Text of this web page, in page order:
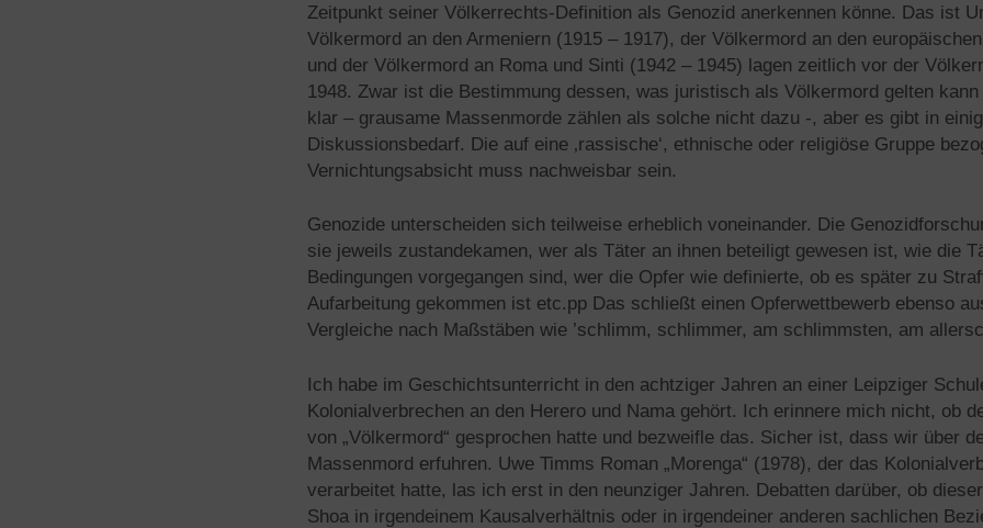
Zeitpunkt seiner Völkerrechts-Definition als Genozid anerkennen könne. Das ist
Völkermord an den Armeniern (1915 – 1917), der Völkermord an den
und der Völkermord an Roma und Sinti (1942 – 1945) lagen zeitlich vor der
1948. Zwar ist die Bestimmung dessen, was juristisch als Völkermord gelten
klar – grausame Massenmorde zählen als solche nicht dazu -, aber es gibt in
Diskussionsbedarf. Die auf eine ‚rassische‘, ethnische oder religiöse Gruppe
Vernichtungsabsicht muss nachweisbar sein.
Genozide unterscheiden sich teilweise erheblich voneinander. Die
sie jeweils zustandekamen, wer als Täter an ihnen beteiligt gewesen ist, wie die
Bedingungen vorgegangen sind, wer die Opfer wie definierte, ob es später zu
Aufarbeitung gekommen ist etc.pp Das schließt einen Opferwettbewerb ebenso
Vergleiche nach Maßstäben wie ’schlimm, schlimmer, am schlimmsten, am
Ich habe im Geschichtsunterricht in den achtziger Jahren an einer Leipziger
Kolonialverbrechen an den Herero und Nama gehört. Ich erinnere mich nicht, ob
von „Völkermord“ gesprochen hatte und bezweifle das. Sicher ist, dass wir über
Massenmord erfuhren. Uwe Timms Roman „Morenga“ (1978), der das
verarbeitet hatte, las ich erst in den neunziger Jahren. Debatten darüber, ob
Shoa in irgendeinem Kausalverhältnis oder in irgendeiner anderen sachlichen